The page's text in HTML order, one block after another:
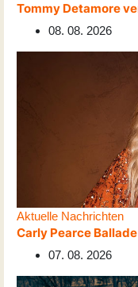
Tommy Detamore
08. 08. 2026
Aktuelle Nachrichten
Carly Pearce
07. 08. 2026